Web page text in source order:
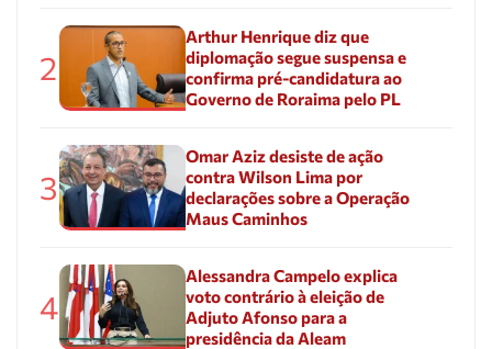
2
Arthur Henrique diz que
diplomação segue suspensa e
confirma pré-candidatura ao
Governo de Roraima pelo PL
3
Omar Aziz desiste de ação
contra Wilson Lima por
declarações sobre a Operação
Maus Caminhos
4
Alessandra Campelo explica
voto contrário à eleição de
Adjuto Afonso para a
presidência da Aleam